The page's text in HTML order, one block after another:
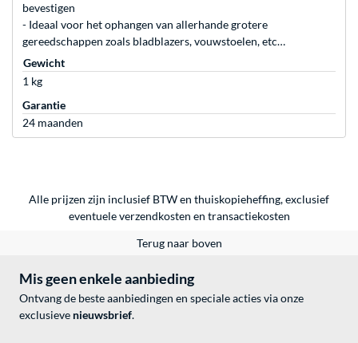
bevestigen
- Ideaal voor het ophangen van allerhande grotere
gereedschappen zoals bladblazers, vouwstoelen, etc…
Gewicht
1 kg
Garantie
24 maanden
Alle prijzen zijn inclusief BTW en thuiskopieheffing, exclusief
eventueleverzendkosten en transactiekosten
Terug naar boven
Mis geen enkele aanbieding
Ontvang de beste aanbiedingen en speciale acties via onze
exclusieve nieuwsbrief.